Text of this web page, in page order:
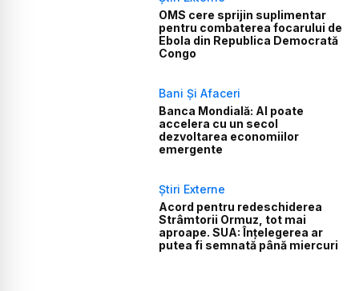
OMS cere sprijin suplimentar
pentru combaterea focarului de
Ebola din Republica Democrată
Congo
Bani Și Afaceri
Banca Mondială: AI poate
accelera cu un secol
dezvoltarea economiilor
emergente
Știri Externe
Acord pentru redeschiderea
Strâmtorii Ormuz, tot mai
aproape. SUA: Înțelegerea ar
putea fi semnată până miercuri